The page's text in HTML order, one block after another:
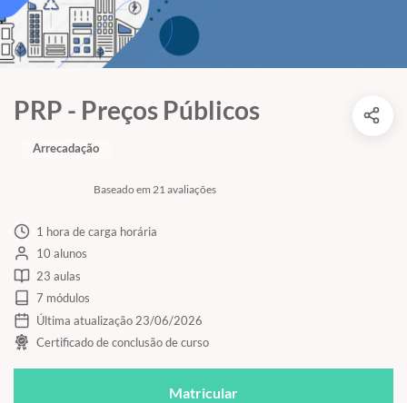
PRP - Preços Públicos
Baseado em 21 avaliações
Arrecadação
1 hora de carga horária
10 alunos
23 aulas
7 módulos
Última atualização 23/06/2026
Certificado de conclusão de curso
Matricular